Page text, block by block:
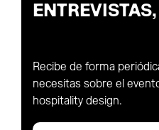
Recibe de forma
necesitas sobre el
hospitality design.